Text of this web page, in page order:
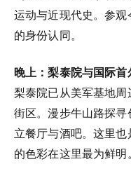
运动与近现代史。参观
的身份认同。
晚上：梨泰院与国际首
梨泰院已从美军基地
街区。漫步牛山路探
立餐厅与酒吧。这里
的色彩在这里最为鲜明。